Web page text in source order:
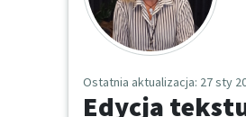
Ostatnia aktualizacja: 27 sty
Edycja